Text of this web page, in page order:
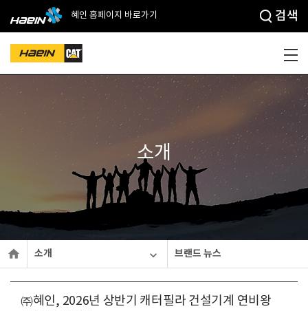
혜인 홈페이지 바로가기 검색
소개
 소개  브랜드 뉴스
㈜혜인, 2026년 상반기 캐터필라 건설기계 연비왕